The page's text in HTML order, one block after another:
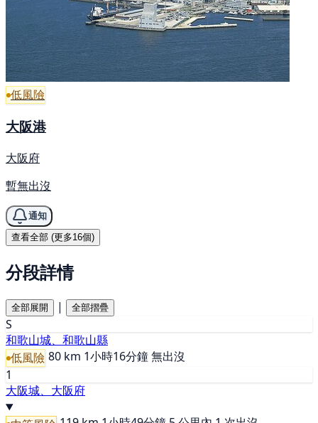
低風險
大阪港
大阪府
暫無出沒
通知
查看全部 (更多16個)
分段詳情
全部展開 | 全部摺疊
S
和歌山城、和歌山縣
低風險 80 km 1小時16分鐘無出沒
1
大阪城、大阪府